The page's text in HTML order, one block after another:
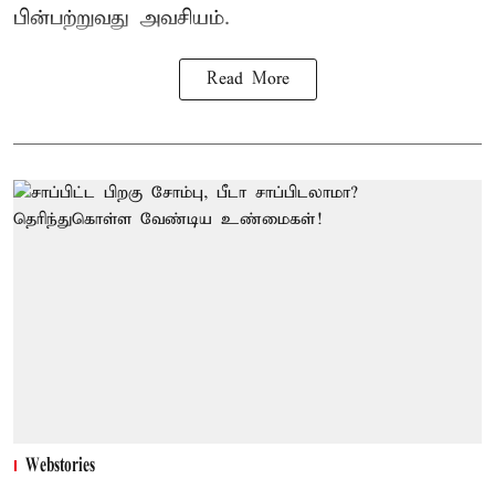
பின்பற்றுவது அவசியம்.
Read More
Webstories